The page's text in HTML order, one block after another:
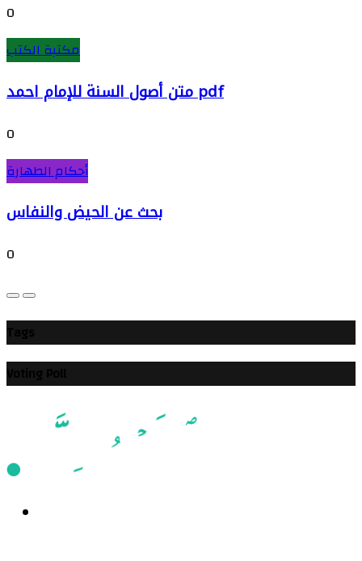
0
مكتبة الكتب
متن أصول السنة للإمام احمد pdf
0
أحكام الطهارة
بحث عن الحيض والنفاس
0